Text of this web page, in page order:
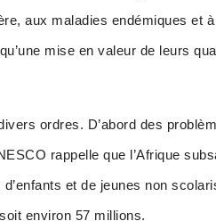
aux maladies endémiques et
mise en valeur de leurs
ordres. D’abord des
rappelle que l’Afrique
et de jeunes non
environ 57 millions.